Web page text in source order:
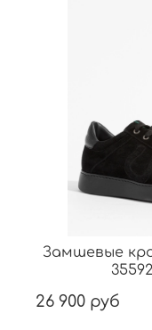
Замшевые
26 900 руб